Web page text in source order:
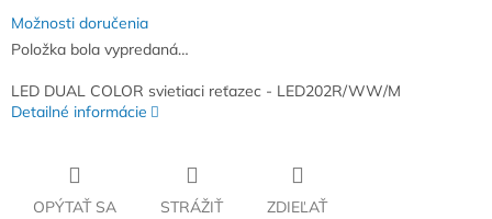
Možnosti doručenia
Položka bola vypredaná…
LED DUAL COLOR svietiaci reťazec - LED202R/WW/M
Detailné informácie
OPÝTAŤ SA STRÁŽIŤ ZDIEĽAŤ